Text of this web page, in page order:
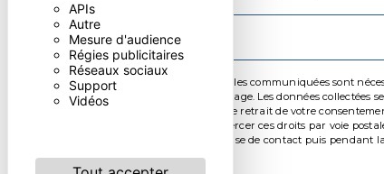
APIs
Autre
Mesure d'audience
Régies publicitaires
Réseaux sociaux
Support
Vidéos
** Les données personnelles communiquées sont
de répondre à votre message. Les données collectées
limitation, d’opposition, de retrait de votre
mortem. Vous pouvez exercer ces droits par voie
pendant la période de prise de contact puis pendant